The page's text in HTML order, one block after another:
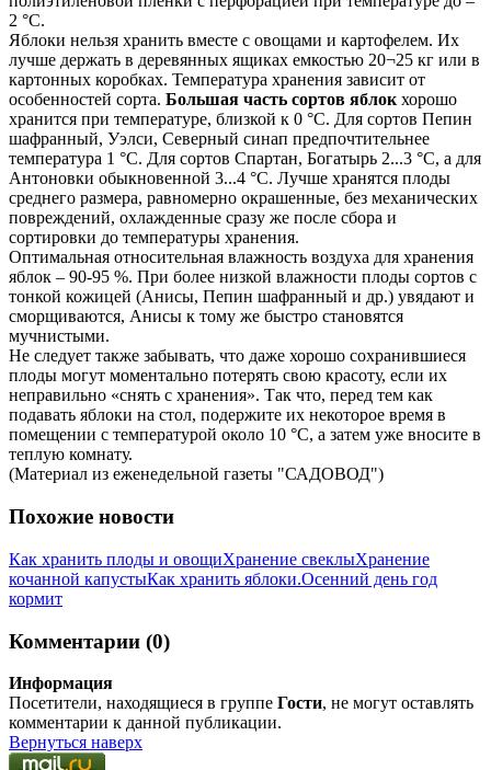
2 °C.
Яблоки нельзя хранить вместе с овощами и картофелем. Их
лучше дер­жать в деревянных ящиках емкостью 20¬25 кг или в
картонных коробках. Температура хранения зависит от
особенностей сорта. Большая часть сортов яблокхорошо
хранится при температуре, близкой к 0 °C. Для сортов Пепин
шафранный, Уэлси, Северный синап предпочтительнее
температура 1 °C. Для сортов Спартан, Богатырь 2...3 °C, а для
Антоновки обыкновенной 3...4 °C. Лучше хранятся плоды
среднего размера, равномерно окрашенные, без механических
повреждений, охлажденные сразу же после сбора и
сортировки до температуры хранения.
Оптимальная относительная влажность воздуха для хранения
яблок – 90-95 %. При более низкой влажности плоды сортов с
тонкой кожицей (Анисы, Пепин шафранный и др.) увядают и
сморщиваются, Анисы к тому же быстро становятся
мучнистыми.
Не следует также забывать, что даже хорошо сохранившиеся
плоды могут моментально потерять свою красоту, если их
неправильно «снять с хранения». Так что, перед тем как
подавать яблоки на стол, подержите их некоторое время в
помещении с температурой около 10 °C, а затем уже вносите в
теплую комнату.
(Материал из еженедельной газеты "САДОВОД")
Похожие новости
Как хранить плоды и овощиХранение свеклыХранение
кочанной капустыКак хранить яблоки.Осенний день год
кормит
Комментарии (0)
Информация
Посетители, находящиеся в группе Гости, не могут оставлять
комментарии к данной публикации.
Вернуться наверх